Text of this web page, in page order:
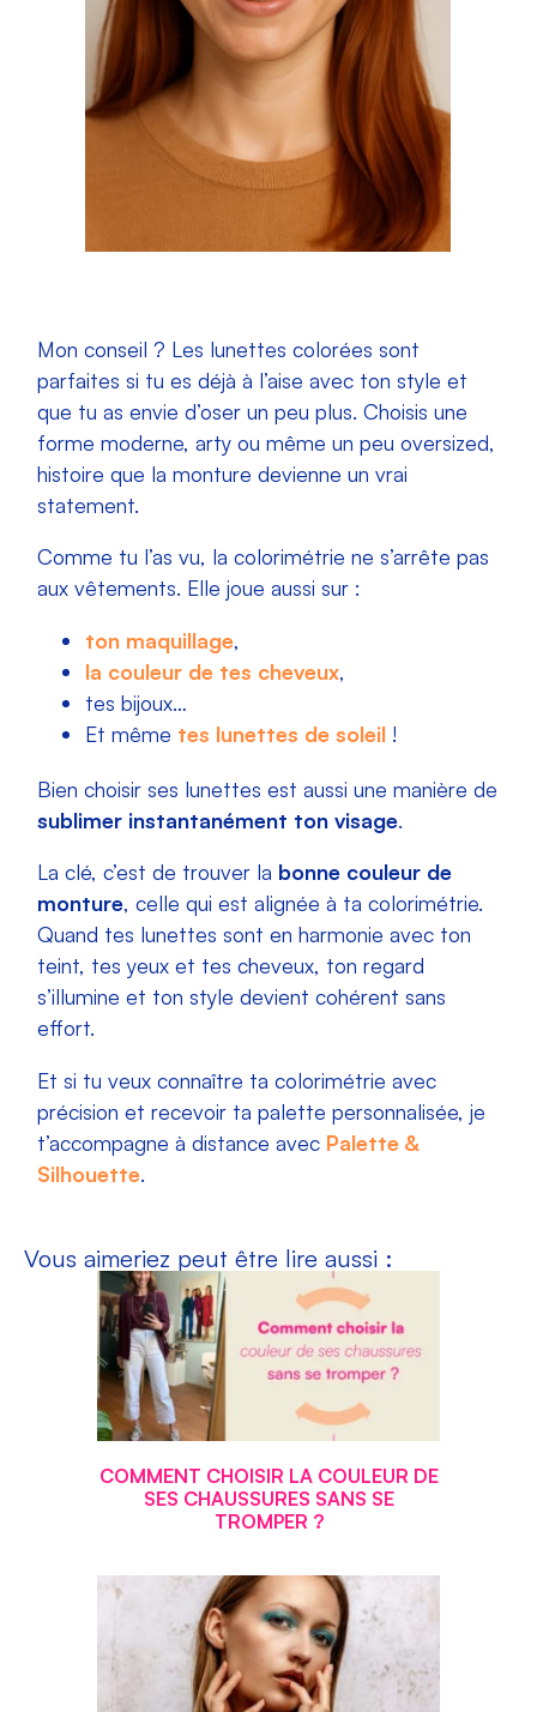
Mon conseil ? Les lunettes colorées sont
parfaites si tu es déjà à l’aise avec ton style et
que tu as envie d’oser un peu plus. Choisis une
forme moderne, arty ou même un peu oversized,
histoire que la monture devienne un vrai
statement.
Comme tu l’as vu, la colorimétrie ne s’arrête pas
aux vêtements. Elle joue aussi sur :
ton maquillage,
la couleur de tes cheveux,
tes bijoux…
Et même tes lunettes de soleil !
Bien choisir ses lunettes est aussi une manière de
sublimer instantanément ton visage.
La clé, c’est de trouver la bonne couleur de
monture, celle qui est alignée à ta colorimétrie.
Quand tes lunettes sont en harmonie avec ton
teint, tes yeux et tes cheveux, ton regard
s’illumine et ton style devient cohérent sans
effort.
Et si tu veux connaître ta colorimétrie avec
précision et recevoir ta palette personnalisée, je
t’accompagne à distance avec Palette &
Silhouette.
Vous aimeriez peut être lire aussi :
COMMENT CHOISIR LA COULEUR DE
SES CHAUSSURES SANS SE
TROMPER ?